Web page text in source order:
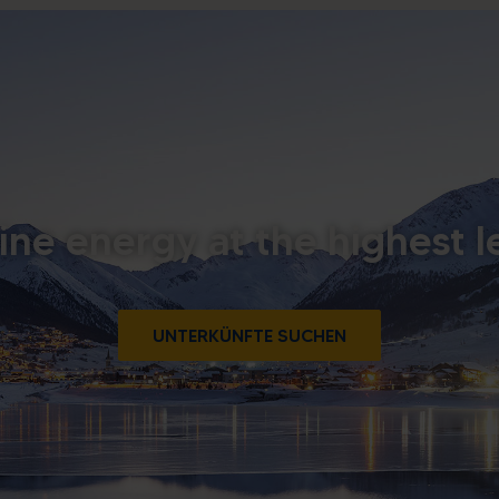
energy at the highest
UNTERKÜNFTE SUCHEN